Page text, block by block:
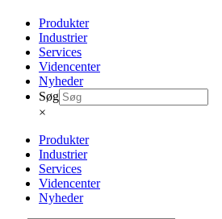
Produkter
Industrier
Services
Videncenter
Nyheder
Søg
×
Produkter
Industrier
Services
Videncenter
Nyheder